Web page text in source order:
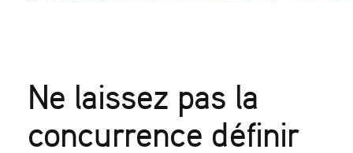
Ne laissez pas la
concurrence définir